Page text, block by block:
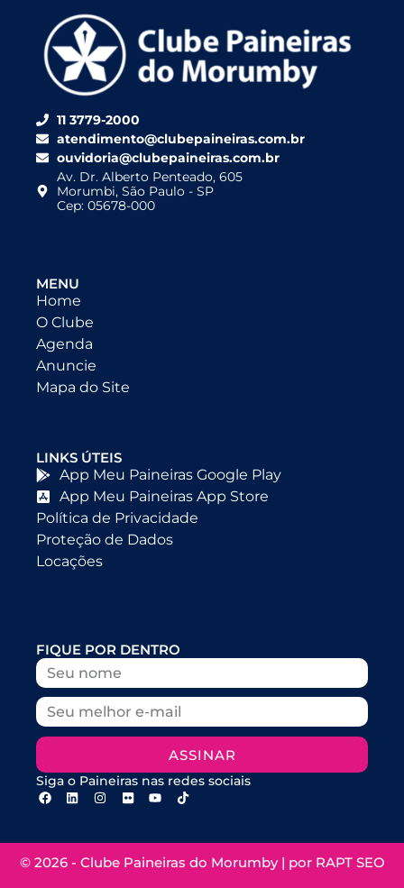
11 3779-2000
atendimento@clubepaineiras.com.br
ouvidoria@clubepaineiras.com.br
Av. Dr. Alberto Penteado, 605
Morumbi, São Paulo - SP
Cep: 05678-000
MENU
Home
O Clube
Agenda
Anuncie
Mapa do Site
LINKS ÚTEIS
App Meu Paineiras Google Play
App Meu Paineiras App Store
Política de Privacidade
Proteção de Dados
Locações
FIQUE POR DENTRO
ASSINAR
Siga o Paineiras nas redes sociais
© 2026 - Clube Paineiras do Morumby | por RAPT SEO